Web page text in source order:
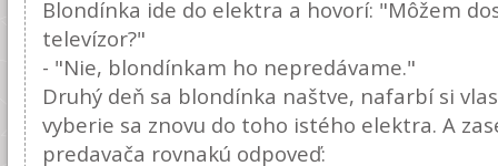
Blondínka ide do elektra a hovorí: "Môžem
televízor?"
- "Nie, blondínkam ho nepredávame."
Druhý deň sa blondínka naštve, nafarbí si
vyberie sa znovu do toho istého elektra. A
predavača rovnakú odpoveď: